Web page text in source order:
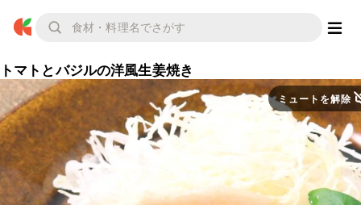
トマトとバジルの洋風生姜焼き
ミュートを解除